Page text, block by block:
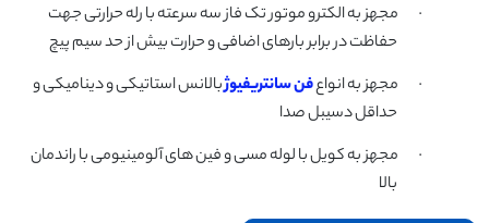
·
مجهز به الکترو موتور تک فاز سه سرعته با رله حرارتی جهت
حفاظت در برابر بارهای اضافی و حرارت بیش از حد سیم پیچ
·
مجهز به انواعفن سانتریفیوژبالانس استاتیکی و دینامیکی و
حداقل دسیبل صدا
·
مجهز به کویل با لوله مسی و فین های آلومینیومی با راندمان
بالا